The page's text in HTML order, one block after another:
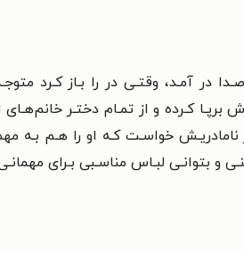
در آمـد، وقتـی در را بـاز کـرد
برپـا کـرده و از تمـام دختـرخانم‌هـای
خواسـت کـه او را هـم بـه
و بتوانـی لبـاس مناسـبی بـرای